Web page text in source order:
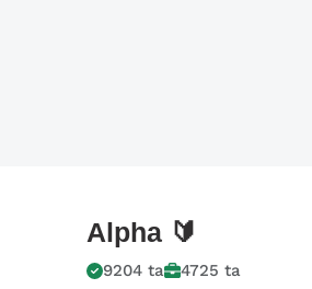
Alpha 🔰
9204 ta 4725 ta